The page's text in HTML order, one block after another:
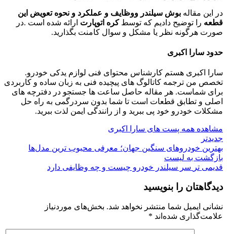
در این مقاله بوش سیلندر ووظایف و عملکرد و نحوه تعویض این
قطعه را توضیح دادیم که توسطکره اتوپارت ارائه شده است .در
صورت هرگونه نظر یا مشکل و سوال کامنت بگذارید.
حدود سارا اکبری
سارا اکبری هستم کارشناس محتوای فنی لوازم یدکی خودرو.
تخصص من ترجمه کاتالوگ‌ های پیچیده فنی به زبان ساده و کاربردی
برای شماست. هر مقاله حاصل ساعت‌ ها جستجو در دفترچه‌ های
اصلی و تطابق قطعات است تا شما بدون سردرگمی به راه حل
مشکلات خودرو خود پی ببرید و از رانندگی ایمن لذت ببرید.
مشاهده همه پست های سارا اکبری
جدیدتر
بهترین خودروهای سنگین جهان؛ معرفی محبوب‌ ترین مدل‌ها
بازگشت به لیست
قدیمی تر سر سیلندر خودرو چیست و چه وظایفی دارد
دیدگاهتان را بنویسید
نشانی ایمیل شما منتشر نخواهد شد. بخش‌های موردنیاز
علامت‌گذاری شده‌اند *